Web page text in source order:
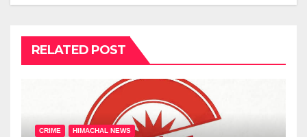
RELATED POST
CRIME HIMACHAL NEWS